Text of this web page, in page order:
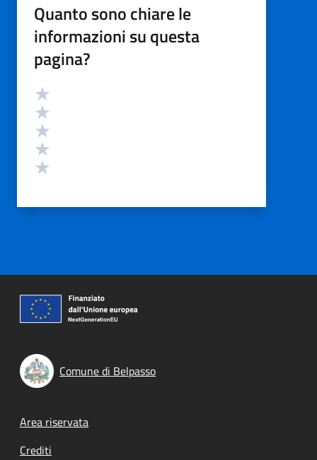
Quanto sono chiare le
informazioni su questa
pagina?
Valutazione
Comune di Belpasso
Footer menu
Area riservata
Crediti